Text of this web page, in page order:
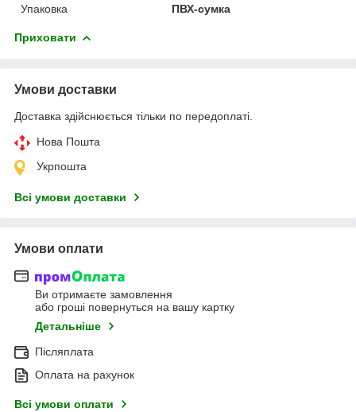
Упаковка ПВХ-сумка
Приховати
Умови доставки
Доставка здійснюється тільки по передоплаті.
Нова Пошта
Укрпошта
Всі умови доставки
Умови оплати
Ви отримаєте замовлення
або гроші повернуться на вашу картку
Детальніше
Післяплата
Оплата на рахунок
Всі умови оплати